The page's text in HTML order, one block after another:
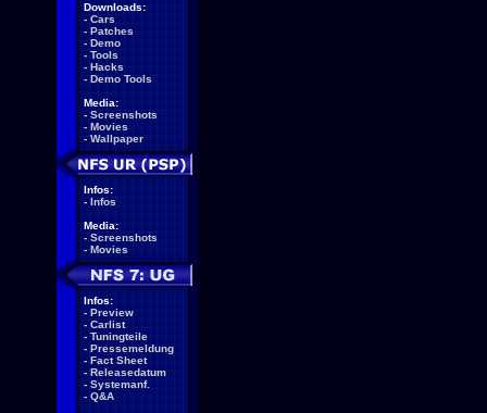
Downloads:
- Cars
- Patches
- Demo
- Tools
- Hacks
- Demo Tools
Media:
- Screenshots
- Movies
- Wallpaper
Infos:
- Infos
Media:
- Screenshots
- Movies
Infos:
- Preview
- Carlist
- Tuningteile
- Pressemeldung
- Fact Sheet
- Releasedatum
- Systemanf.
- Q&A